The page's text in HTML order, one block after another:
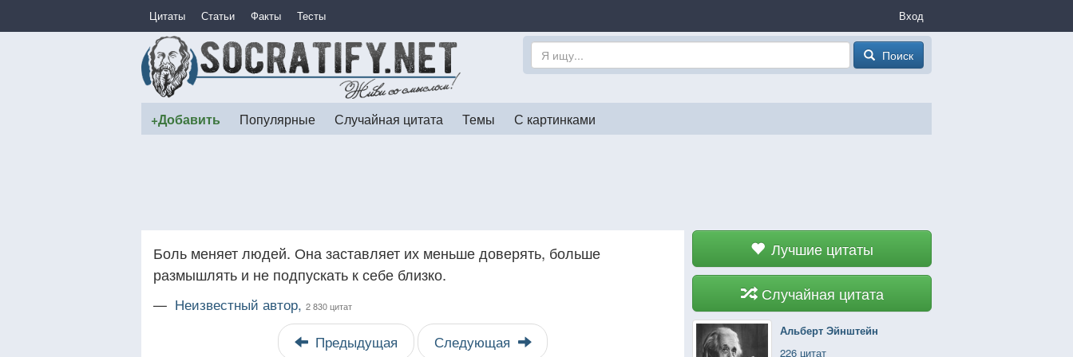
Цитаты Статьи Факты Тесты Вход
Поиск
+Добавить Популярные Случайная цитата Темы С картинками
Лучшие цитаты
Случайная цитата
Альберт Эйнштейн
226 цитат
Боль меняет людей. Она заставляет их меньше доверять, больше
размышлять и не подпускать к себе близко.
— Неизвестный автор, 2 830 цитат
Предыдущая Следующая